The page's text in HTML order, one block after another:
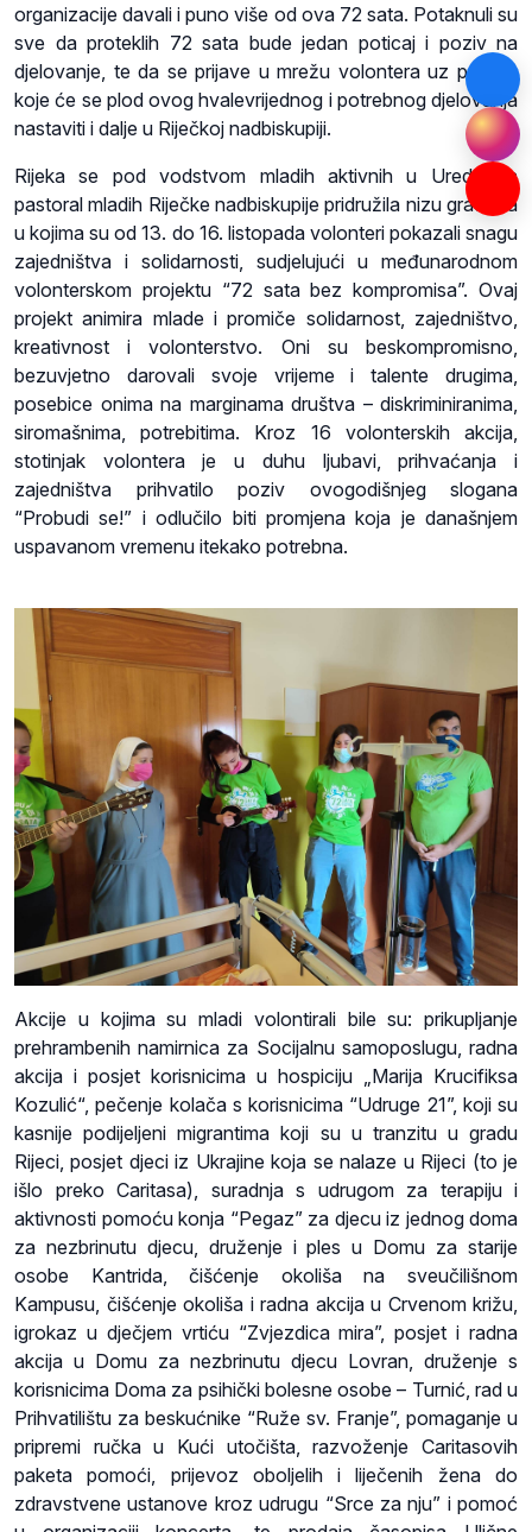
organizacije davali i puno više od ova 72 sata. Potaknuli su
sve da proteklih 72 sata bude jedan poticaj i poziv na
djelovanje, te da se prijave u mrežu volontera uz pomoć
koje će se plod ovog hvalevrijednog i potrebnog djelovanja
nastaviti i dalje u Riječkoj nadbiskupiji.
Rijeka se pod vodstvom mladih aktivnih u Uredu za
pastoral mladih Riječke nadbiskupije pridružila nizu gradova
u kojima su od 13. do 16. listopada volonteri pokazali snagu
zajedništva i solidarnosti, sudjelujući u međunarodnom
volonterskom projektu “72 sata bez kompromisa”. Ovaj
projekt animira mlade i promiče solidarnost, zajedništvo,
kreativnost i volonterstvo. Oni su beskompromisno,
bezuvjetno darovali svoje vrijeme i talente drugima,
posebice onima na marginama društva – diskriminiranima,
siromašnima, potrebitima. Kroz 16 volonterskih akcija,
stotinjak volontera je u duhu ljubavi, prihvaćanja i
zajedništva prihvatilo poziv ovogodišnjeg slogana
“Probudi se!” i odlučilo biti promjena koja je današnjem
uspavanom vremenu itekako potrebna.
Akcije u kojima su mladi volontirali bile su: prikupljanje
prehrambenih namirnica za Socijalnu samoposlugu, radna
akcija i posjet korisnicima u hospiciju „Marija Krucifiksa
Kozulić“, pečenje kolača s korisnicima “Udruge 21”, koji su
kasnije podijeljeni migrantima koji su u tranzitu u gradu
Rijeci, posjet djeci iz Ukrajine koja se nalaze u Rijeci (to je
išlo preko Caritasa), suradnja s udrugom za terapiju i
aktivnosti pomoću konja “Pegaz” za djecu iz jednog doma
za nezbrinutu djecu, druženje i ples u Domu za starije
osobe Kantrida, čišćenje okoliša na sveučilišnom
Kampusu, čišćenje okoliša i radna akcija u Crvenom križu,
igrokaz u dječjem vrtiću “Zvjezdica mira”, posjet i radna
akcija u Domu za nezbrinutu djecu Lovran, druženje s
korisnicima Doma za psihički bolesne osobe – Turnić, rad u
Prihvatilištu za beskućnike “Ruže sv. Franje”, pomaganje u
pripremi ručka u Kući utočišta, razvoženje Caritasovih
paketa pomoći, prijevoz oboljelih i liječenih žena do
zdravstvene ustanove kroz udrugu “Srce za nju” i pomoć